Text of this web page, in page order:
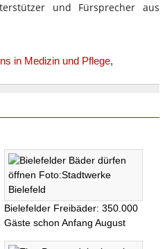
und Fürsprecher aus
in Medizin und Pflege,
Bielefelder Freibäder: 350.000
Gäste schon Anfang August